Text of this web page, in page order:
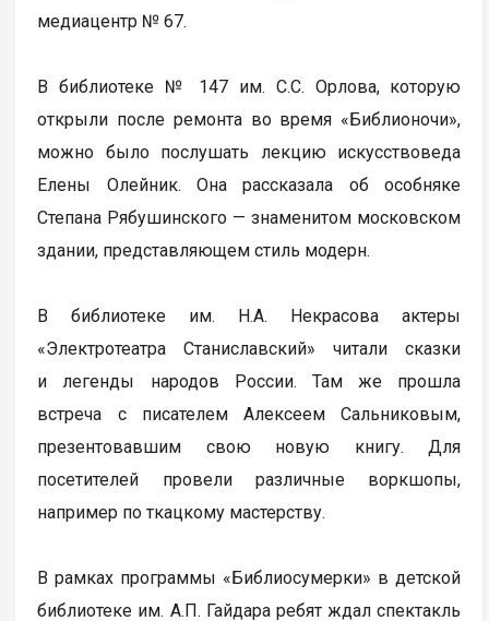
медиацентр № 67.
В библиотеке № 147 им. С.С. Орлова, которую
открыли после ремонта во время «Библионочи»,
можно было послушать лекцию искусствоведа
Елены Олейник. Она рассказала об особняке
Степана Рябушинского — знаменитом московском
здании, представляющем стиль модерн.
В библиотеке им. Н.А. Некрасова актеры
«Электротеатра Станиславский» читали сказки
и легенды народов России. Там же прошла
встреча с писателем Алексеем Сальниковым,
презентовавшим свою новую книгу. Для
посетителей провели различные воркшопы,
например по ткацкому мастерству.
В рамках программы «Библиосумерки» в детской
библиотеке им. А.П. Гайдара ребят ждал спектакль